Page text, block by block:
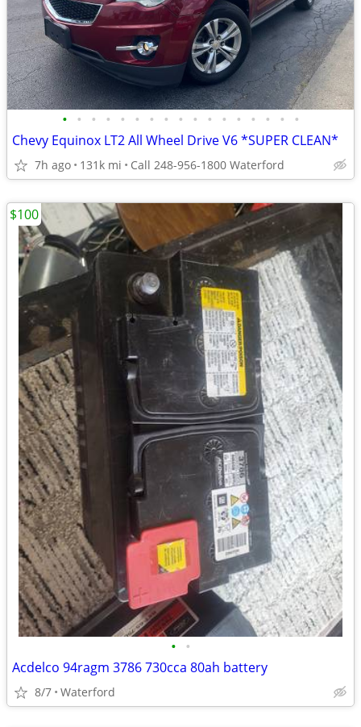
• • • • • • • • • • • • • • • • •
Chevy Equinox LT2 All Wheel Drive V6 *SUPER CLEAN*
7h ago 131k mi Call 248-956-1800 Waterford
• •
Acdelco 94ragm 3786 730cca 80ah battery
8/7 Waterford
$100